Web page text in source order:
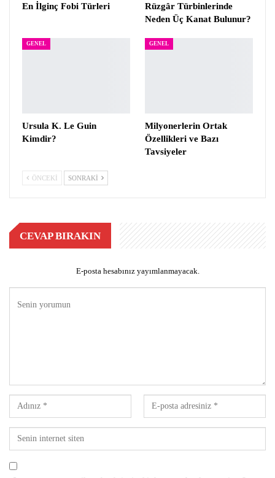
En İlginç Fobi Türleri
Rüzgâr Türbinlerinde
Neden Üç Kanat Bulunur?
GENEL
Ursula K. Le Guin
Kimdir?
GENEL
Milyonerlerin Ortak
Özellikleri ve Bazı
Tavsiyeler
ÖNCEKI SONRAKI
CEVAP BIRAKIN
E-posta hesabınız yayımlanmayacak.